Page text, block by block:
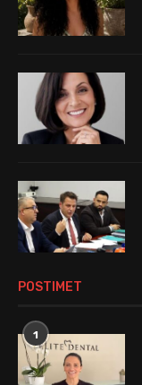
POSTIMET
1